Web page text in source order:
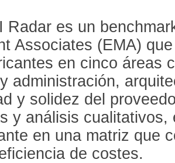
Radar es un
Associates (EMA)
en cinco áreas
administración,
y solidez del
y análisis cualitativos,
en una matriz que
de costes.